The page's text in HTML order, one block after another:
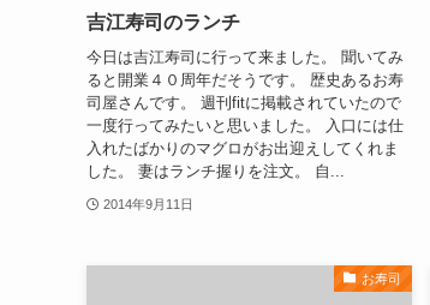
吉江寿司のランチ
今日は吉江寿司に行って来ました。 聞いてみ
ると開業４０周年だそうです。 歴史あるお寿
司屋さんです。 週刊fitに掲載されていたので
一度行ってみたいと思いました。 入口には仕
入れたばかりのマグロがお出迎えしてくれま
した。 妻はランチ握りを注文。 自...
2014年9月11日
お寿司